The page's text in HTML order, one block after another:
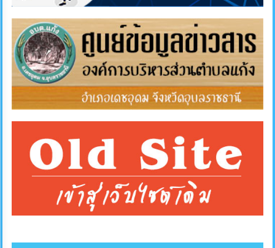
การ
จัด
ซื้อ
จัด
เงิน
การ
ป้องกัน